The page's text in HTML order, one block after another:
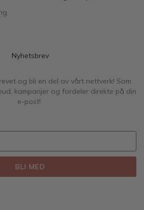
Nyhetsbrev
og bli en del av vårt nettverk! Som
kampanjer og fordeler direkte på din
e-post!
BLI MED